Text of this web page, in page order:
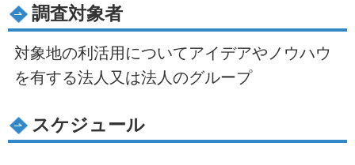
調査対象者
対象地の利活用についてアイデアやノウハウ
を有する法人又は法人のグループ
スケジュール